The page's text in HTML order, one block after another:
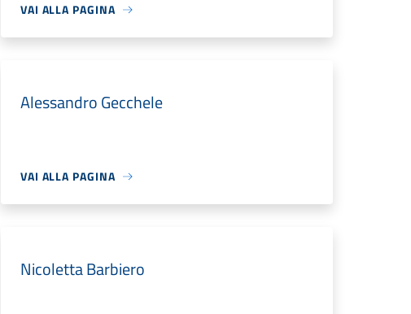
VAI ALLA PAGINA
Alessandro Gecchele
VAI ALLA PAGINA
Nicoletta Barbiero